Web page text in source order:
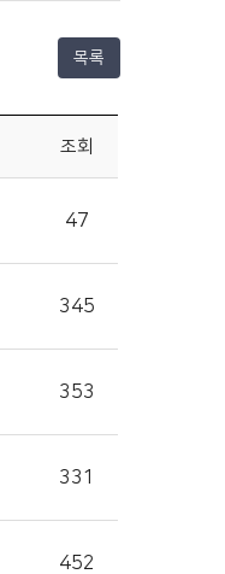
목록
조회
47
345
353
331
452